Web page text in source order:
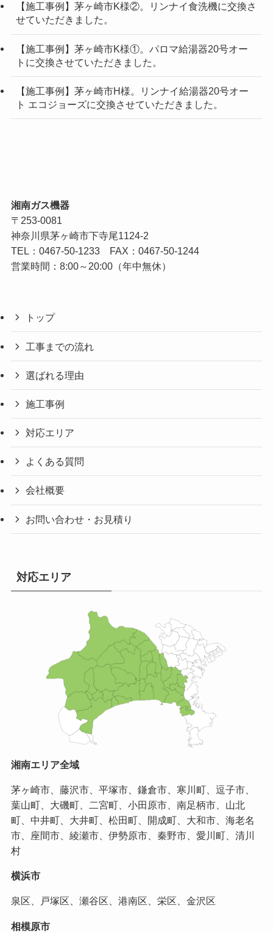
【施工事例】茅ヶ崎市K様②。リンナイ食洗機に交換さ
せていただきました。
【施工事例】茅ヶ崎市K様①。パロマ給湯器20号オー
トに交換させていただきました。
【施工事例】茅ヶ崎市H様。リンナイ給湯器20号オー
ト エコジョーズに交換させていただきました。
湘南ガス機器
〒253-0081
神奈川県茅ヶ崎市下寺尾1124-2
TEL： 0467-50-1233FAX：0467-50-1244
営業時間：8:00～20:00（年中無休）
トップ
工事までの流れ
選ばれる理由
施工事例
対応エリア
よくある質問
会社概要
お問い合わせ・お見積り
対応エリア
湘南エリア全域
茅ヶ崎市、藤沢市、平塚市、鎌倉市、寒川町、逗子市、
葉山町、大磯町、二宮町、小田原市、南足柄市、山北
町、中井町、大井町、松田町、開成町、大和市、海老名
市、座間市、綾瀬市、伊勢原市、秦野市、愛川町、清川
村
横浜市
泉区、戸塚区、瀬谷区、港南区、栄区、金沢区
相模原市